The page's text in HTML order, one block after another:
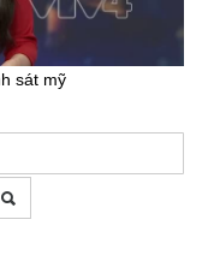
sát mỹ